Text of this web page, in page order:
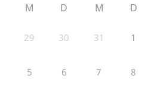
M D M D
29 30 31 1
5 6 7 8